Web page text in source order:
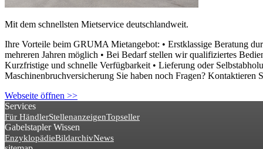
Mit dem schnellsten Mietservice deutschlandweit.
Ihre Vorteile beim GRUMA Mietangebot: • Erstklassige Beratung
mehreren Jahren möglich • Bei Bedarf stellen wir qualifiziertes
Kurzfristige und schnelle Verfügbarkeit • Lieferung oder
Maschinenbruchversicherung Sie haben noch Fragen? Kontaktieren
Webseite öffnen >>
Services
Für HändlerStellenanzeigenTopseller
Gabelstapler Wissen
EnzyklopädieBildarchivNews